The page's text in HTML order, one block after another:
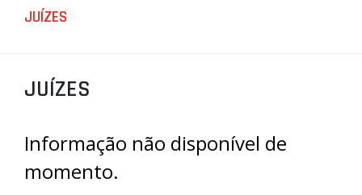
ÁREA TÉCNICA
LIGA BETCLIC MASCULINA
JUÍZES
JUÍZES
Informação não disponível de
momento.